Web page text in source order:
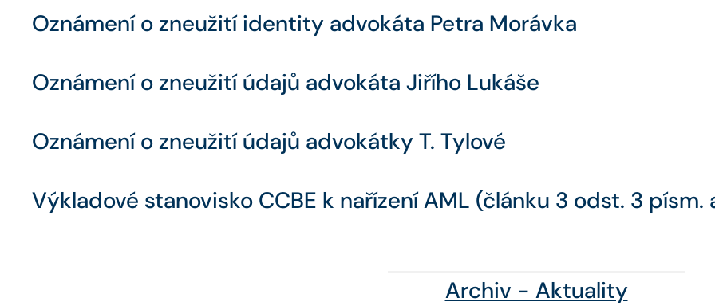
Oznámení o zneužití identity advokáta Petra Morávka
Oznámení o zneužití údajů advokáta Jiřího Lukáše
Oznámení o zneužití údajů advokátky T. Tylové
Výkladové stanovisko CCBE k nařízení AML (článku 3 odst. 3 písm.
Archiv - Aktuality